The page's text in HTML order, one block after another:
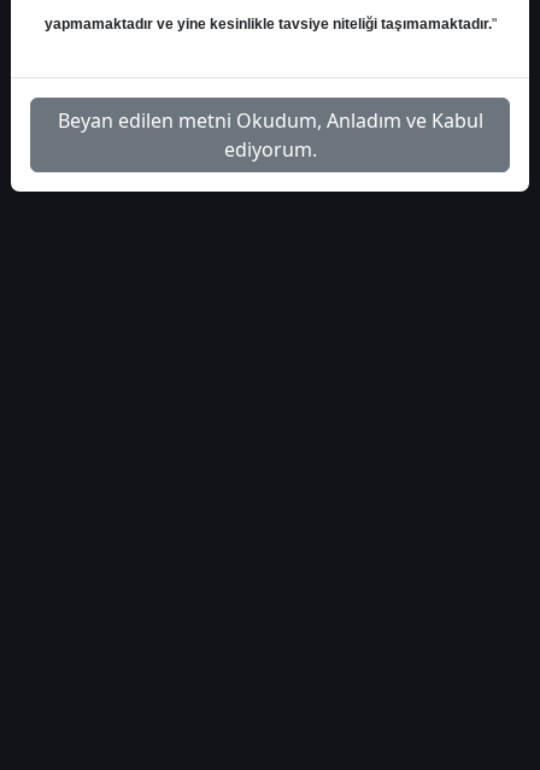
yapmamaktadır ve yine kesinlikle tavsiye niteliği taşımamaktadır."
Beyan edilen metni Okudum, Anladım ve Kabul
ediyorum.